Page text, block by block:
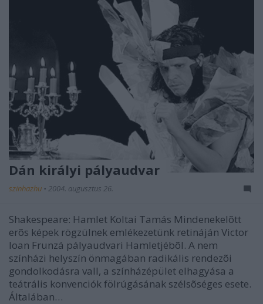
Dán királyi pályaudvar
szinhazhu • 2004. augusztus 26.
Shakespeare: Hamlet Koltai Tamás Mindenekelõtt
erõs képek rögzülnek emlékezetünk retináján Victor
Ioan Frunzá pályaudvari Hamletjébõl. A nem
színházi helyszín önmagában radikális rendezõi
gondolkodásra vall, a színházépület elhagyása a
teátrális konvenciók fölrúgásának szélsõséges esete.
Általában…